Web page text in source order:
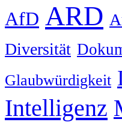
AfD ARD
Diversität
Glaubwürdigkeit
Intelligenz